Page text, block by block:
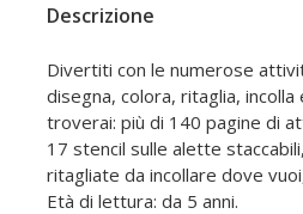
Descrizione
Divertiti con le numerose
disegna, colora, ritaglia, incolla
troverai: più di 140 pagine di
17 stencil sulle alette
ritagliate da incollare dove
Età di lettura: da 5 anni.